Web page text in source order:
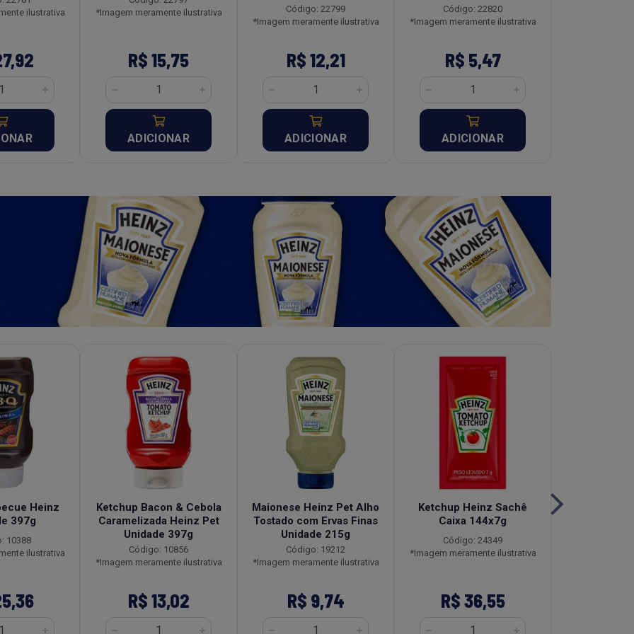
ilustrativa
*Imagem meramente ilustrativa
R$ 15,75
ADICIONAR
Código: 22799
*Imagem meramente ilustrativa
R$ 12,21
ADICIONAR
Código: 22820
*Imagem meramente ilustrativa
R$ 5,47
ADICIONAR
Heinz
397g
10388
ilustrativa
Ketchup Bacon & Cebola
Caramelizada Heinz Pet
Unidade 397g
Código: 10856
*Imagem meramente ilustrativa
R$ 13,02
Maionese Heinz Pet Alho
Tostado com Ervas Finas
Unidade 215g
Código: 19212
*Imagem meramente ilustrativa
R$ 9,74
Ketchup Heinz Sachê
Caixa 144x7g
Código: 24349
*Imagem meramente ilustrativa
R$ 36,55